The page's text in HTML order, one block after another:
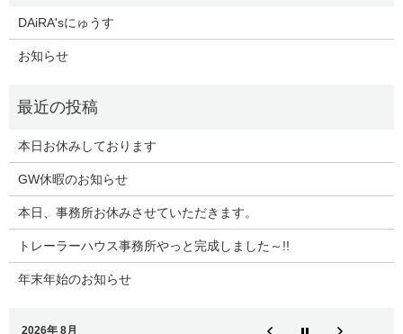
DAiRA'sにゅうす
お知らせ
本日お休みしております
GW休暇のお知らせ
本日、事務所お休みさせていただきます。
トレーラーハウス事務所やっと完成しました～!!
年末年始のお知らせ
2026年 8月